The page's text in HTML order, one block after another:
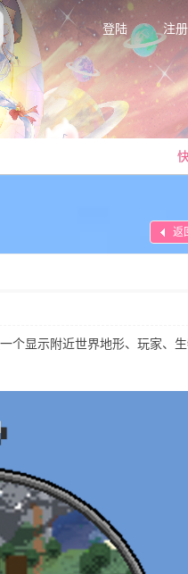
登陆 注册
返
个显示附近世界地形、玩家、